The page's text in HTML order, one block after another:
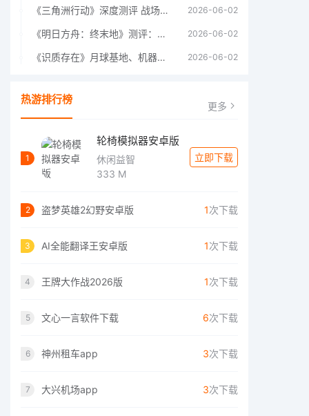
《三角洲行动》深度测评 战场上的野心与裂痕 2026-06-02
《明日方舟：终末地》测评：于荒芜之中，重建文明 2026-06-02
《识质存在》月球基地、机器人女孩多年来最佳射击游戏 2026-06-02
热游排行榜 更多
1
轮椅模拟器安卓版
休闲益智
333 M
立即下载
2 盗梦英雄2幻野安卓版 1次下载
3 AI全能翻译王安卓版 1次下载
4 王牌大作战2026版 1次下载
5 文心一言软件下载 6次下载
6 神州租车app 3次下载
7 大兴机场app 3次下载